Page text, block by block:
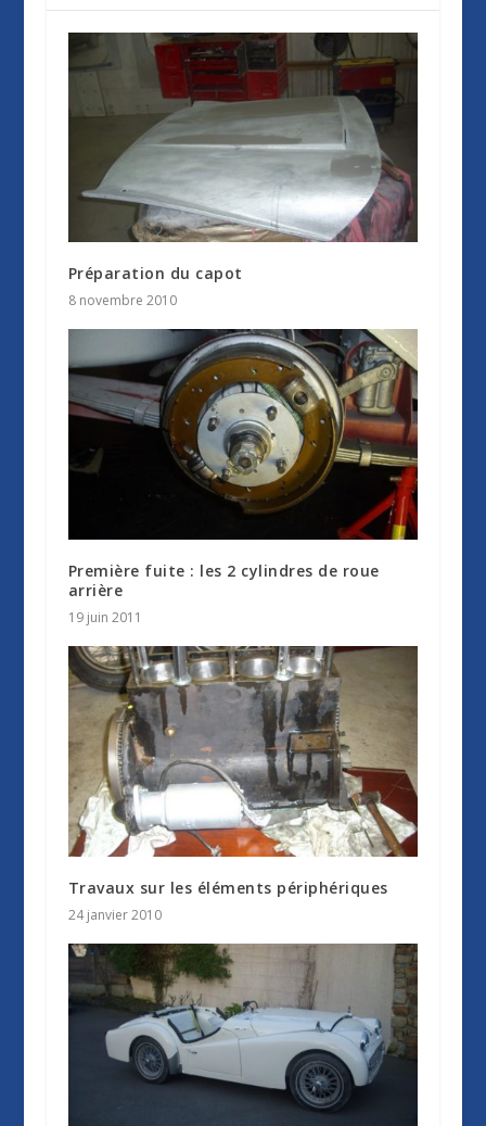
Préparation du capot
8 novembre 2010
Première fuite : les 2 cylindres de roue
arrière
19 juin 2011
Travaux sur les éléments périphériques
24 janvier 2010